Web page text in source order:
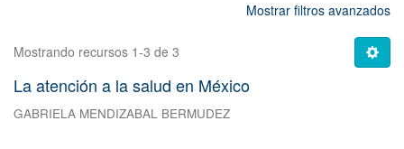
Mostrar filtros avanzados
Mostrando recursos 1-3 de 3
La atención a la salud en México
GABRIELA MENDIZABAL BERMUDEZ